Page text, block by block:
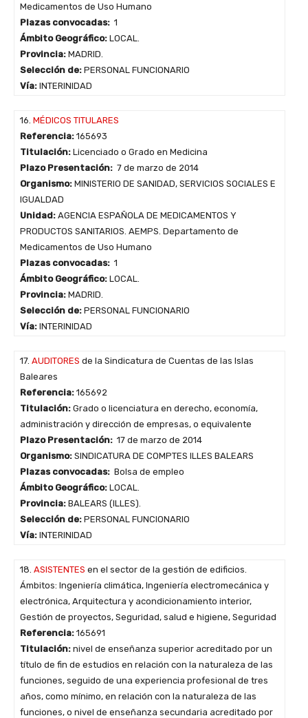
Medicamentos de Uso Humano
Plazas convocadas: 1
Ámbito Geográfico: LOCAL.
Provincia: MADRID.
Selección de: PERSONAL FUNCIONARIO
Vía: INTERINIDAD
16. MÉDICOS TITULARES
Referencia: 165693
Titulación: Licenciado o Grado en Medicina
Plazo Presentación: 7 de marzo de 2014
Organismo: MINISTERIO DE SANIDAD, SERVICIOS SOCIALES E
IGUALDAD
Unidad: AGENCIA ESPAÑOLA DE MEDICAMENTOS Y
PRODUCTOS SANITARIOS. AEMPS. Departamento de
Medicamentos de Uso Humano
Plazas convocadas: 1
Ámbito Geográfico: LOCAL.
Provincia: MADRID.
Selección de: PERSONAL FUNCIONARIO
Vía: INTERINIDAD
17. AUDITORES de la Sindicatura de Cuentas de las Islas
Baleares
Referencia: 165692
Titulación: Grado o licenciatura en derecho, economía,
administración y dirección de empresas, o equivalente
Plazo Presentación: 17 de marzo de 2014
Organismo: SINDICATURA DE COMPTES ILLES BALEARS
Plazas convocadas: Bolsa de empleo
Ámbito Geográfico: LOCAL.
Provincia: BALEARS (ILLES).
Selección de: PERSONAL FUNCIONARIO
Vía: INTERINIDAD
18. ASISTENTES en el sector de la gestión de edificios.
Ámbitos: Ingeniería climática, Ingeniería electromecánica y
electrónica, Arquitectura y acondicionamiento interior,
Gestión de proyectos, Seguridad, salud e higiene, Seguridad
Referencia: 165691
Titulación: nivel de enseñanza superior acreditado por un
título de fin de estudios en relación con la naturaleza de las
funciones, seguido de una experiencia profesional de tres
años, como mínimo, en relación con la naturaleza de las
funciones, o nivel de enseñanza secundaria acreditado por